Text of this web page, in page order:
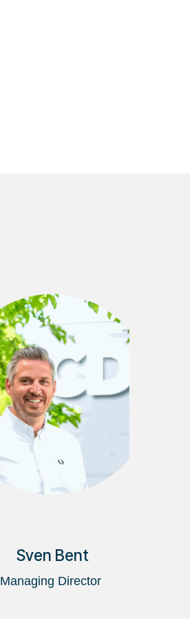
Sven Bent
Managing Director